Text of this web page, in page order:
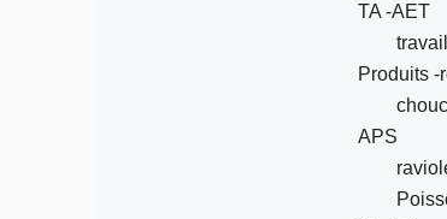
TA -AET
Produits -
APS